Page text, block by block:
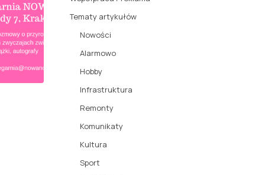
Tematy artykułów
Nowości
Alarmowo
Hobby
Infrastruktura
Remonty
Komunikaty
Kultura
Sport